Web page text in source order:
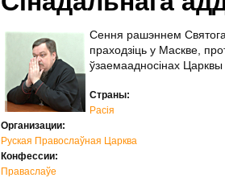
Сення рашэннем
праходзіць у Маскве,
ўзаемаадносінах Царквы
Страны:
Расія
Организации:
Руская Правослаўная Царква
Конфессии:
Праваслаўе